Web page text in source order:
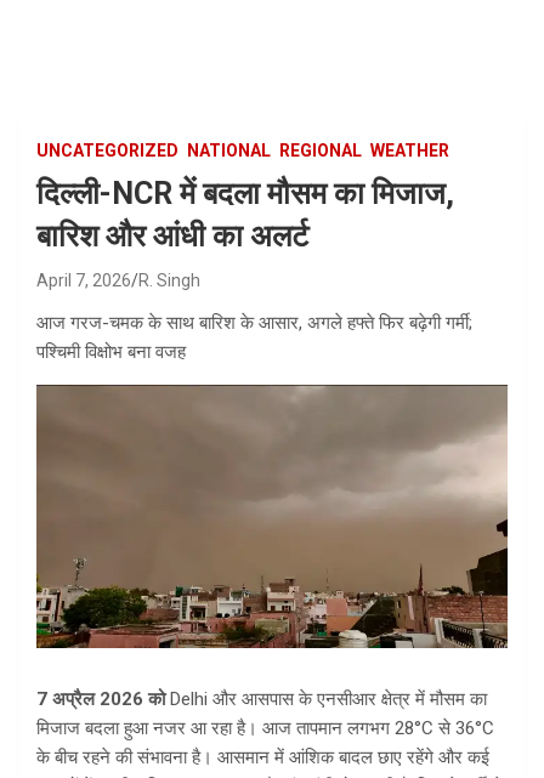
UNCATEGORIZED NATIONAL REGIONAL WEATHER
दिल्ली-NCR में बदला मौसम का मिजाज,
बारिश और आंधी का अलर्ट
April 7, 2026 R. Singh
आज गरज-चमक के साथ बारिश के आसार, अगले हफ्ते फिर बढ़ेगी गर्मी;
पश्चिमी विक्षोभ बना वजह
7 अप्रैल 2026 कोDelhi और आसपास के एनसीआर क्षेत्र में मौसम का
मिजाज बदला हुआ नजर आ रहा है। आज तापमान लगभग 28°C से 36°C
के बीच रहने की संभावना है। आसमान में आंशिक बादल छाए रहेंगे और कई